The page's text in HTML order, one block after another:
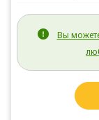
Вы